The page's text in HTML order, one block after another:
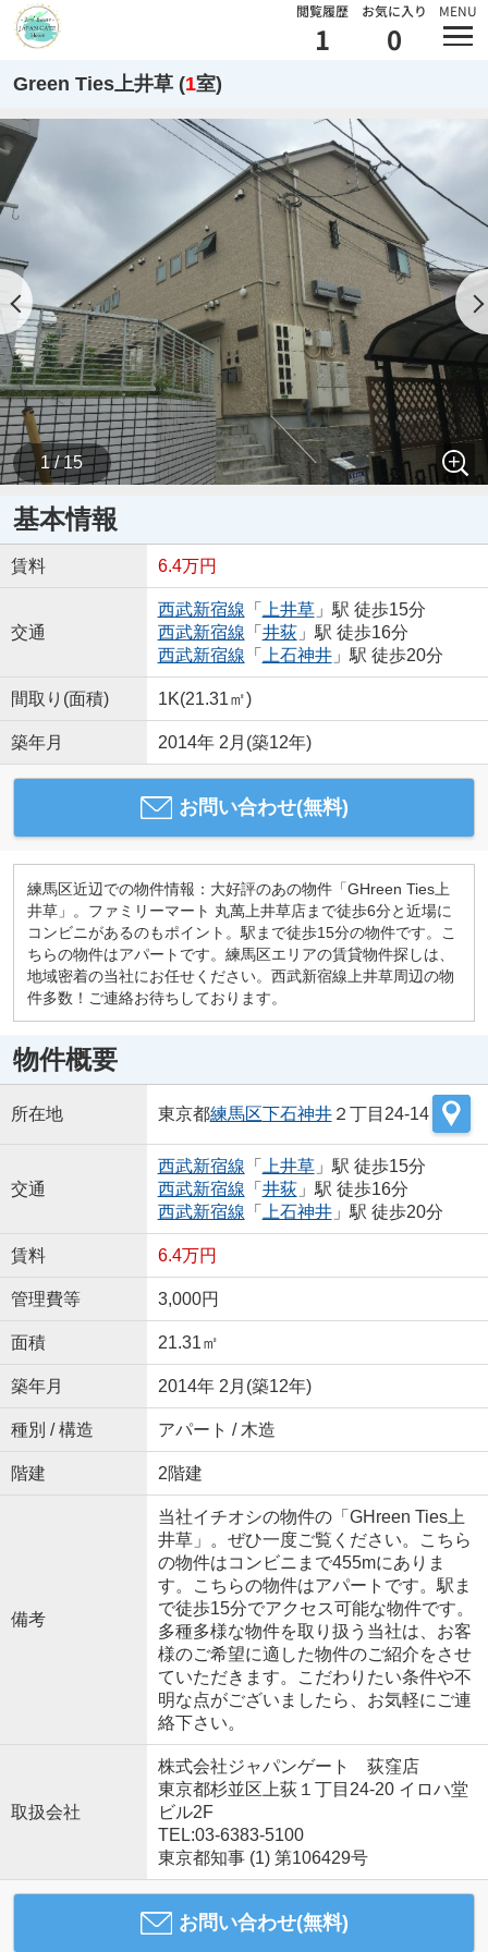
閲覧履歴
1
お気に入り
0
MENU
Green Ties上井草 (1室)
1 / 15
基本情報
賃料 6.4万円
交通
西武新宿線 「 上井草」駅 徒歩15分
西武新宿線 「 井荻」駅 徒歩16分
西武新宿線 「 上石神井」駅 徒歩20分
間取り(面積) 1K(21.31㎡)
築年月 2014年 2月(築12年)
お問い合わせ(無料)
練馬区近辺での物件情報：大好評のあの物件「GHreen Ties上
井草」。ファミリーマート 丸萬上井草店まで徒歩6分と近場に
コンビニがあるのもポイント。駅まで徒歩15分の物件です。こ
ちらの物件はアパートです。練馬区エリアの賃貸物件探しは、
地域密着の当社にお任せください。西武新宿線上井草周辺の物
件多数！ご連絡お待ちしております。
物件概要
所在地 東京都練馬区下石神井２丁目24-14
交通
西武新宿線 「 上井草」駅 徒歩15分
西武新宿線 「 井荻」駅 徒歩16分
西武新宿線 「 上石神井」駅 徒歩20分
賃料 6.4万円
管理費等 3,000円
面積 21.31㎡
築年月 2014年 2月(築12年)
種別 / 構造 アパート / 木造
階建 2階建
備考
当社イチオシの物件の「GHreen Ties上
井草」。ぜひ一度ご覧ください。こちら
の物件はコンビニまで455mにありま
す。こちらの物件はアパートです。駅ま
で徒歩15分でアクセス可能な物件です。
多種多様な物件を取り扱う当社は、お客
様のご希望に適した物件のご紹介をさせ
ていただきます。こだわりたい条件や不
明な点がございましたら、お気軽にご連
絡下さい。
取扱会社
株式会社ジャパンゲート 荻窪店
東京都杉並区上荻１丁目24-20 イロハ堂
ビル2F
TEL:03-6383-5100
東京都知事 (1) 第106429号
お問い合わせ(無料)